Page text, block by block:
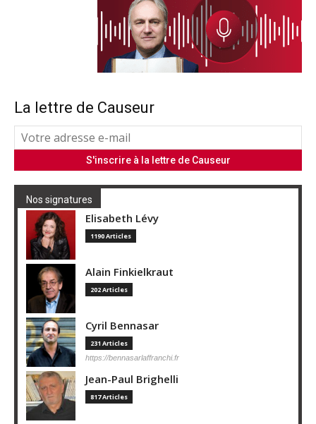
La lettre de Causeur
Nos signatures
Elisabeth Lévy
1190 Articles
Alain Finkielkraut
202 Articles
Cyril Bennasar
231 Articles
https://bennasarlaffranchi.fr
Jean-Paul Brighelli
817 Articles